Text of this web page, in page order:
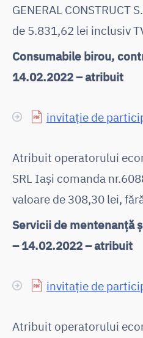
GENERAL CONSTRUCT
de 5.831,62 lei inclusiv
Consumabile birou,
14.02.2022 – atribuit
invitație de
Atribuit operatorului
SRL Iași comanda
valoare de 308,30 lei,
Servicii de mentenanță
– 14.02.2022 – atribuit
invitație de
Atribuit operatorului